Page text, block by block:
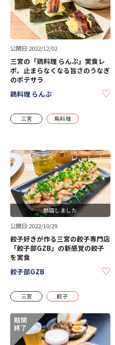
公開日:2022/12/02
三宮の「鶏料理 らんぷ」実食レ
ポ。止まらなくなる旨さのうなぎ
のポテサラ
鶏料理 らんぷ
三宮 鳥料理
閉店しました
公開日:2022/10/29
餃子好きが作る三宮の餃子専門店
「餃子部GZB」の新感覚の餃子
を実食
餃子部GZB
三宮 餃子